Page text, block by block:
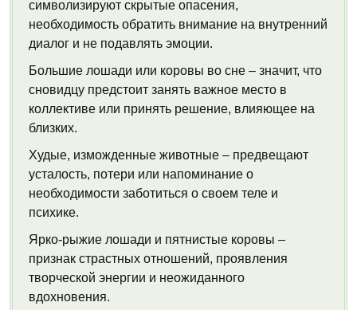
символизируют скрытые опасения,
необходимость обратить внимание на внутренний
диалог и не подавлять эмоции.
Большие лошади или коровы во сне – значит, что
сновидцу предстоит занять важное место в
коллективе или принять решение, влияющее на
близких.
Худые, изможденные животные – предвещают
усталость, потери или напоминание о
необходимости заботиться о своем теле и
психике.
Ярко-рыжие лошади и пятнистые коровы –
признак страстных отношений, проявления
творческой энергии и неожиданного
вдохновения.